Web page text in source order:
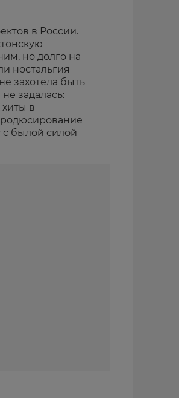
в России.
но долго на
ностальгия
захотела быть
задалась:
в
с былой силой